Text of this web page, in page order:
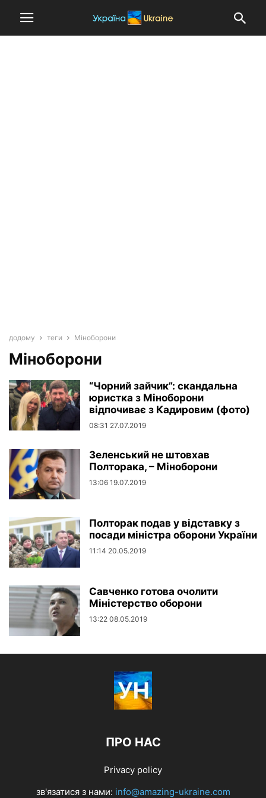
додому теги Міноборони
Міноборони
“Чорний зайчик”: скандальна
юристка з Міноборони
відпочиває з Кадировим (фото)
08:31 27.07.2019
Зеленський не штовхав
Полторака, – Міноборони
13:06 19.07.2019
Полторак подав у відставку з
посади міністра оборони України
11:14 20.05.2019
Савченко готова очолити
Міністерство оборони
13:22 08.05.2019
ПРО НАС
Privacy policy
зв'язатися з нами: info@amazing-ukraine.com